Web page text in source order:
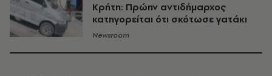
Κρήτη: Πρώην αντιδήμαρχος
κατηγορείται ότι σκότωσε γατάκι
Newsroom